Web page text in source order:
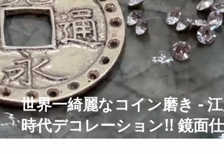
世界一綺麗なコイン磨き - 江
時代デコレーション!! 鏡面仕